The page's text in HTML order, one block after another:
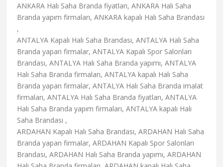
ANKARA Halı Saha Branda fiyatları, ANKARA Halı Saha
Branda yapım firmaları, ANKARA kapalı Halı Saha Brandası
,
ANTALYA Kapalı Halı Saha Brandası, ANTALYA Halı Saha
Branda yapan firmalar, ANTALYA Kapalı Spor Salonları
Brandası, ANTALYA Halı Saha Branda yapımı, ANTALYA
Halı Saha Branda firmaları, ANTALYA kapalı Halı Saha
Branda yapan firmalar, ANTALYA Halı Saha Branda imalat
firmaları, ANTALYA Halı Saha Branda fiyatları, ANTALYA
Halı Saha Branda yapım firmaları, ANTALYA kapalı Halı
Saha Brandası ,
ARDAHAN Kapalı Halı Saha Brandası, ARDAHAN Halı Saha
Branda yapan firmalar, ARDAHAN Kapalı Spor Salonları
Brandası, ARDAHAN Halı Saha Branda yapımı, ARDAHAN